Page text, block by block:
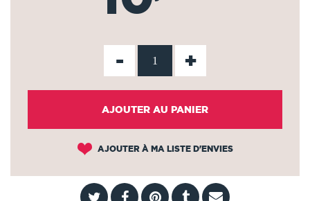
- +
AJOUTER AU PANIER
AJOUTER À MA LISTE D'ENVIES